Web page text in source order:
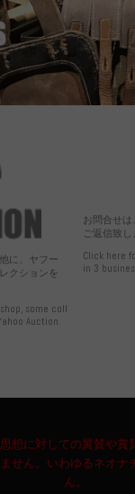
に、ヤフー
クションを
some coll
Auction.
お問合せ
ご返信致し
Click here
in 3
想に対しての翼賛や賞
せん。いわゆるネオナ
ん。